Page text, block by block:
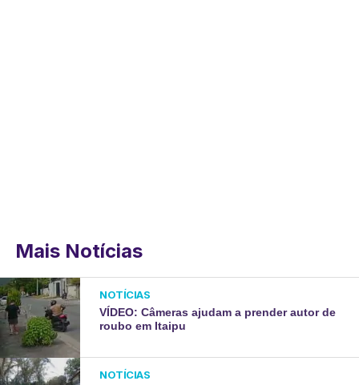
Mais Notícias
NOTÍCIAS
VÍDEO: Câmeras ajudam a prender autor de
roubo em Itaipu
NOTÍCIAS